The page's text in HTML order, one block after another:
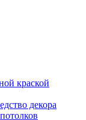
краской
декора